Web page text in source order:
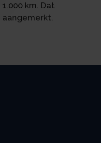
km. Dat